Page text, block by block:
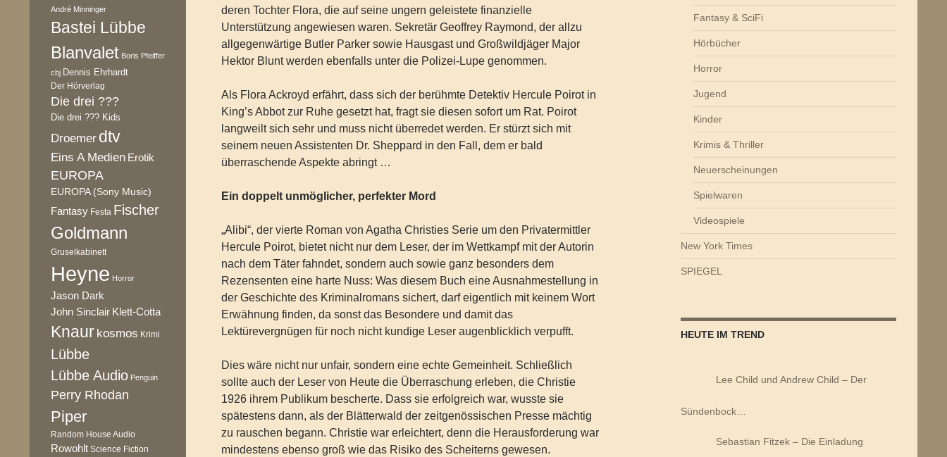
deren Tochter Flora, die auf seine ungern geleistete finanzielle
Unterstützung angewiesen waren. Sekretär Geoffrey Raymond, der allzu
allgegenwärtige Butler Parker sowie Hausgast und Großwildjäger Major
Hektor Blunt werden ebenfalls unter die Polizei-Lupe genommen.
Als Flora Ackroyd erfährt, dass sich der berühmte Detektiv Hercule Poirot in
King’s Abbot zur Ruhe gesetzt hat, fragt sie diesen sofort um Rat. Poirot
langweilt sich sehr und muss nicht überredet werden. Er stürzt sich mit
seinem neuen Assistenten Dr. Sheppard in den Fall, dem er bald
überraschende Aspekte abringt …
Ein doppelt unmöglicher, perfekter Mord
„Alibi“, der vierte Roman von Agatha Christies Serie um den Privatermittler
Hercule Poirot, bietet nicht nur dem Leser, der im Wettkampf mit der Autorin
nach dem Täter fahndet, sondern auch sowie ganz besonders dem
Rezensenten eine harte Nuss: Was diesem Buch eine Ausnahmestellung in
der Geschichte des Kriminalromans sichert, darf eigentlich mit keinem Wort
Erwähnung finden, da sonst das Besondere und damit das
Lektürevergnügen für noch nicht kundige Leser augenblicklich verpufft.
Dies wäre nicht nur unfair, sondern eine echte Gemeinheit. Schließlich
sollte auch der Leser von Heute die Überraschung erleben, die Christie
1926 ihrem Publikum bescherte. Dass sie erfolgreich war, wusste sie
spätestens dann, als der Blätterwald der zeitgenössischen Presse mächtig
zu rauschen begann. Christie war erleichtert, denn die Herausforderung war
mindestens ebenso groß wie das Risiko des Scheiterns gewesen.
Fantasy & SciFi
Hörbücher
Horror
Jugend
Kinder
Krimis & Thriller
Neuerscheinungen
Spielwaren
Videospiele
New York Times
SPIEGEL
HEUTE IM TREND
Lee Child und Andrew Child – Der
Sündenbock…
Sebastian Fitzek – Die Einladung
André Minninger
Bastei Lübbe
Blanvalet Boris Pfeiffer
cbj Dennis Ehrhardt
Der Hörverlag
Die drei ???
Die drei ??? Kids
Droemer dtv
Eins A Medien Erotik
EUROPA
EUROPA (Sony Music)
Fantasy Festa Fischer
Goldmann
Gruselkabinett
Heyne Horror
Jason Dark
John Sinclair Klett-Cotta
Knaur kosmos Krimi
Lübbe
Lübbe Audio Penguin
Perry Rhodan
Piper
Random House Audio
Rowohlt Science Fiction